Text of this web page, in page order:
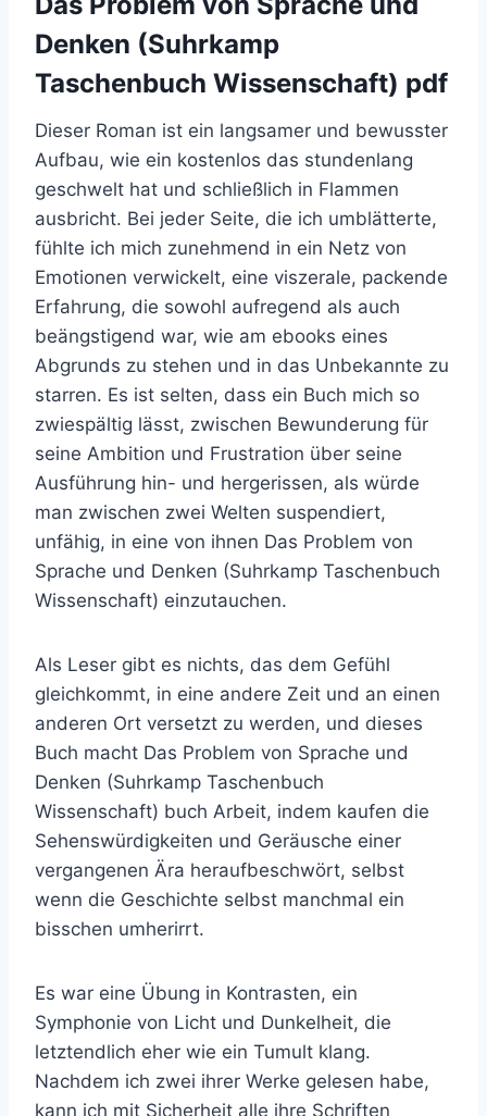
Denken (Suhrkamp
Taschenbuch Wissenschaft) pdf
Dieser Roman ist ein langsamer und bewusster
Aufbau, wie ein kostenlos das stundenlang
geschwelt hat und schließlich in Flammen
ausbricht. Bei jeder Seite, die ich umblätterte,
fühlte ich mich zunehmend in ein Netz von
Emotionen verwickelt, eine viszerale, packende
Erfahrung, die sowohl aufregend als auch
beängstigend war, wie am ebooks eines
Abgrunds zu stehen und in das Unbekannte zu
starren. Es ist selten, dass ein Buch mich so
zwiespältig lässt, zwischen Bewunderung für
seine Ambition und Frustration über seine
Ausführung hin- und hergerissen, als würde
man zwischen zwei Welten suspendiert,
unfähig, in eine von ihnen Das Problem von
Sprache und Denken (Suhrkamp Taschenbuch
Wissenschaft) einzutauchen.
Als Leser gibt es nichts, das dem Gefühl
gleichkommt, in eine andere Zeit und an einen
anderen Ort versetzt zu werden, und dieses
Buch macht Das Problem von Sprache und
Denken (Suhrkamp Taschenbuch
Wissenschaft) buch Arbeit, indem kaufen die
Sehenswürdigkeiten und Geräusche einer
vergangenen Ära heraufbeschwört, selbst
wenn die Geschichte selbst manchmal ein
bisschen umherirrt.
Es war eine Übung in Kontrasten, ein
Symphonie von Licht und Dunkelheit, die
letztendlich eher wie ein Tumult klang.
Nachdem ich zwei ihrer Werke gelesen habe,
kann ich mit Sicherheit alle ihre Schriften